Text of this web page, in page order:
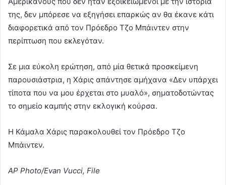
της, δεν μπόρεσε να εξηγήσει επαρκώς αν θα έκανε κάτι
διαφορετικά από τον Πρόεδρο Τζο Μπάιντεν στην
περίπτωση που εκλεγόταν.
Σε μια εύκολη ερώτηση, από μία θετικά προσκείμενη
παρουσιάστρια, η Χάρις απάντησε αμήχανα «Δεν υπάρχει
τίποτα που να μου έρχεται στο μυαλό», σηματοδοτώντας
το σημείο καμπής στην εκλογική κούρσα.
Η Κάμαλα Χάρις παρακολουθεί τον Πρόεδρο Τζο
Μπάιντεν.
AP Photo/Evan Vucci, File